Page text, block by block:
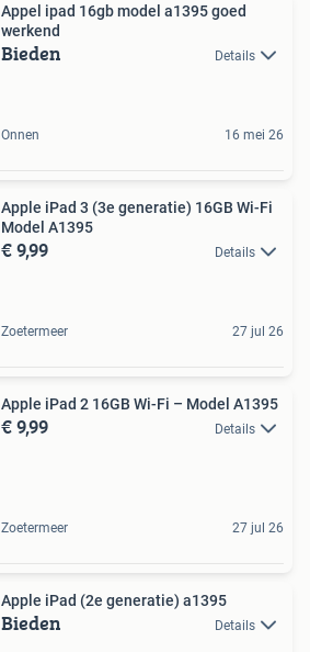
Appel ipad 16gb model a1395 goed
werkend
Bieden Details
Onnen 16 mei 26
Apple iPad 3 (3e generatie) 16GB Wi-Fi
Model A1395
€ 9,99 Details
Zoetermeer 27 jul 26
Apple iPad 2 16GB Wi-Fi – Model A1395
€ 9,99 Details
Zoetermeer 27 jul 26
Apple iPad (2e generatie) a1395
Bieden Details